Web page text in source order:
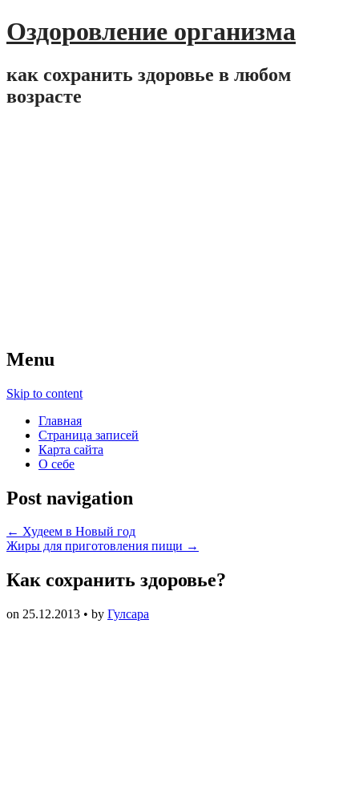
Оздоровление организма
как сохранить здоровье в любом
возрасте
Menu
Skip to content
Главная
Страница записей
Карта сайта
О себе
Post navigation
← Худеем в Новый год
Жиры для приготовления пищи →
Как сохранить здоровье?
on 25.12.2013 • by Гулсара